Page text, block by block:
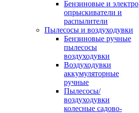
Бензиновые и электро
опрыскиватели и
распылители
Пылесосы и воздуходувки
Бензиновые ручные
пылесосы
воздуходувки
Воздуходувки
аккумуляторные
ручные
Пылесосы/
воздуходувки
колесные садово-